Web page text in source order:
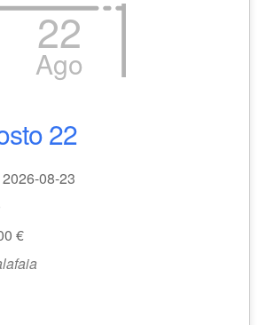
22
Ago
22
2026-08-23
€